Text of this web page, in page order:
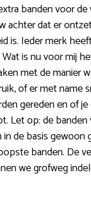
banden voor
achter dat er
is. Ieder merk
is nu voor mij
met de manier
of er met name
gereden en of
Let op: de banden
de basis gewoon
banden. De
we grofweg